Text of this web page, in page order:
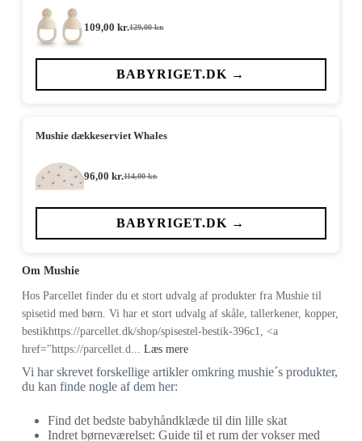
129,00kr.
Den
pris
var:
109,00 kr.Den
pris
er:
BABYRIGET.DK →
Mushie dækkeserviet Whales
114,00kr.
Den
pris
var:
96,00 kr.Den
pris
er:
BABYRIGET.DK →
Om Mushie
Hos Parcellet finder du et stort udvalg af produkter fra Mushie til
spisetid med børn. Vi har et stort udvalg af skåle, tallerkener, kopper,
bestikhttps://parcellet.dk/shop/spisestel-bestik-396c1, <a
href="https://parcellet.d... Læs mere
Vi har skrevet forskellige artikler omkring mushie´s produkter,
du kan finde nogle af dem her:
Find det bedste babyhåndklæde til din lille skat
Indret børneværelset: Guide til et rum der vokser med